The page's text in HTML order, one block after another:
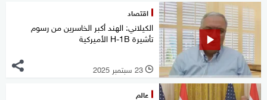
اقتصاد
الكيلاني: الهند أكبر الخاسرين من رسوم
تأشيرة H-1B الأميركية
l 23 سبتمبر 2025
عالم